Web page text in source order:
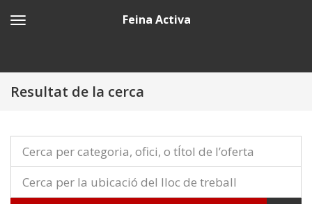
Feina Activa
Resultat de la cerca